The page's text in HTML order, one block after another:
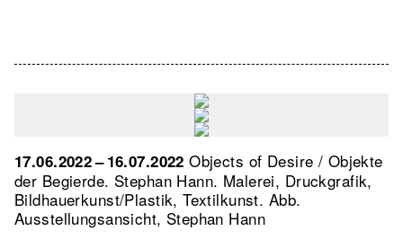
17.06.2022 – 16.07.2022Objects of Desire / Objekte
der Begierde. Stephan Hann. Malerei, Druckgrafik,
Bildhauerkunst/Plastik, Textilkunst. Abb.
Ausstellungsansicht, Stephan Hann